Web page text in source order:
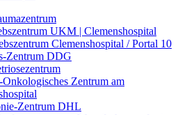
UKM | Clemenshospital
Clemenshospital / Portal 10
Zentrum DDG
Onkologisches Zentrum am
Zentrum DHL